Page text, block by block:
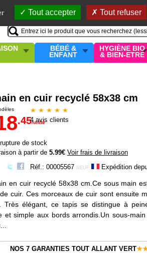
Tout accepter Tout refuser
Mon compte
BÉBÉ &
ENFANT
HYGIÈNE BIO
& BIEN-ETRE
en cuir recyclé 58x38 cm
★ ★ ★ ★ ★
4avis clients
.45/unité
de stock
à partir de 5.99€ Voir frais de livraison
Réf.: 00005567 NEUF Expédition
en cuir recyclé 58x38 cm.Ce sous main
cuir. Ces morceaux de cuir sont ensuite
Très élégant, ce tapis se distingue à
et simple aux bords arrondis.Un sous-
NOS 7 GARANTIES TOUT ALLANT VERT